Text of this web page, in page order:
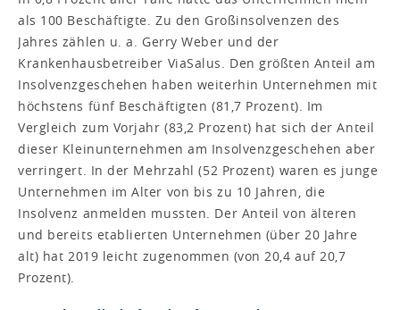
als 100 Beschäftigte. Zu den Großinsolvenzen des
Jahres zählen u. a. Gerry Weber und der
Krankenhausbetreiber ViaSalus. Den größten Anteil am
Insolvenzgeschehen haben weiterhin Unternehmen mit
höchstens fünf Beschäftigten (81,7 Prozent). Im
Vergleich zum Vorjahr (83,2 Prozent) hat sich der Anteil
dieser Kleinunternehmen am Insolvenzgeschehen aber
verringert. In der Mehrzahl (52 Prozent) waren es junge
Unternehmen im Alter von bis zu 10 Jahren, die
Insolvenz anmelden mussten. Der Anteil von älteren
und bereits etablierten Unternehmen (über 20 Jahre
alt) hat 2019 leicht zugenommen (von 20,4 auf 20,7
Prozent).